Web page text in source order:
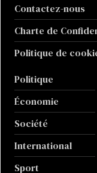
Contactez-nous
Charte de
Politique de
Politique
Économie
Société
International
Sport